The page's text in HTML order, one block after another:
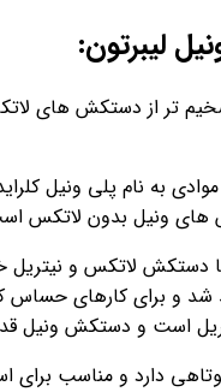
لیبرتون:
تر از دستکش های
به نام پلی ونیل
های ونیل بدون لاتکس
لاتکس و نیتریل
است و دستکش ونیل
دارد و مناسب برای